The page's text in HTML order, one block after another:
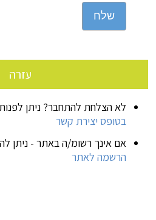
שלח
עזרה
לא הצלחת להתחבר? ניתן
בטופס יצירת קשר
אם אינך רשומ/ה באתר - ניתן
הרשמה לאתר